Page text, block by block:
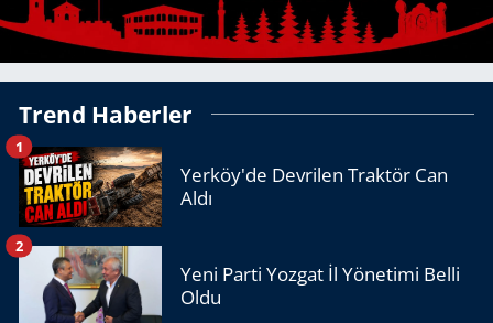
Trend Haberler
Yerköy'de Devrilen Traktör Can
Aldı
1
Yeni Parti Yozgat İl Yönetimi Belli
Oldu
2